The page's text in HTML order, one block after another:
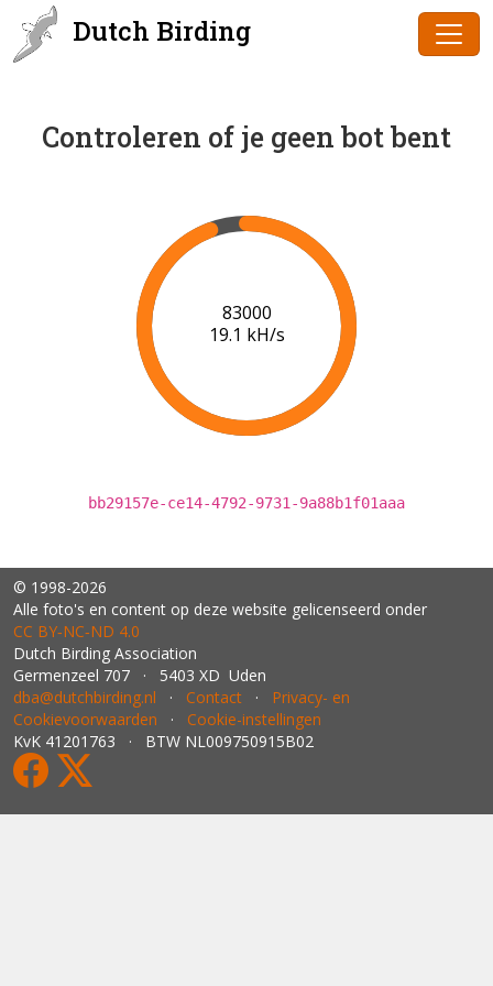
Dutch Birding
Controleren of je geen bot bent
85000
19.2 kH/s
bb29157e-ce14-4792-9731-9a88b1f01aaa
© 1998-2026
Alle foto's en content op deze website gelicenseerd onder
CC BY‑NC‑ND 4.0
Dutch Birding Association
Germenzeel 707 · 5403 XD Uden
dba@dutchbirding.nl · Contact · Privacy- en
Cookievoorwaarden · Cookie-instellingen
KvK 41201763 · BTW NL009750915B02